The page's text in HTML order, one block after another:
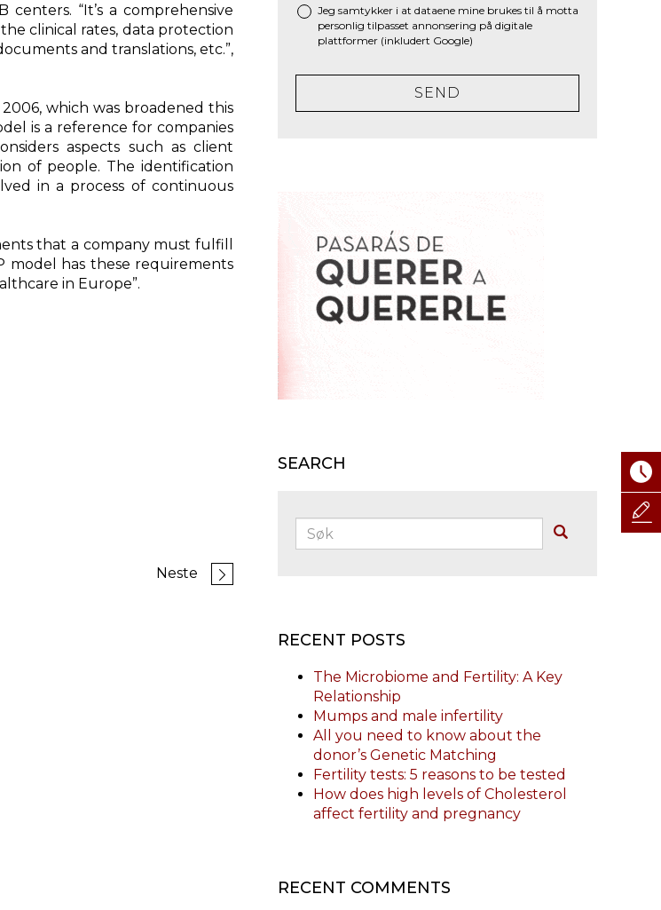
“It’s a comprehensive
clinical rates, data protection
and translations, etc.”,
which was broadened this
is a reference for companies
aspects such as client
of people. The identification
in a process of continuous
that a company must fulfill
model has these requirements
in Europe”.
Neste
Jeg samtykker i at dataene mine brukes til å motta
personlig tilpasset annonsering på digitale
plattformer (inkludert Google)
SEND
SEARCH
Søk:
RECENT POSTS
The Microbiome and Fertility: A Key
Relationship
Mumps and male infertility
All you need to know about the
donor’s Genetic Matching
Fertility tests: 5 reasons to be tested
How does high levels of Cholesterol
affect fertility and pregnancy
RECENT COMMENTS